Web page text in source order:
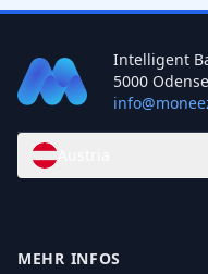
Intelligent
5000
MEHR INFOS